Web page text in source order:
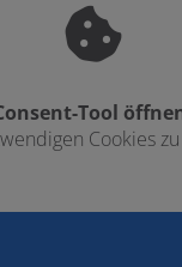
Tool
Cookies